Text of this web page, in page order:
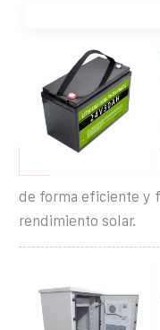
de forma eficiente y
rendimiento solar.